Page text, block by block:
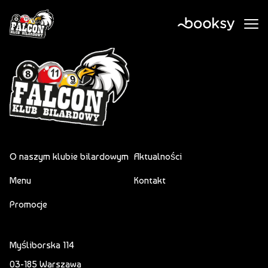
O naszym klubie bilardowym
Menu
Promocje
Aktualności
Kontakt
Myśliborska 114
03-185 Warszawa